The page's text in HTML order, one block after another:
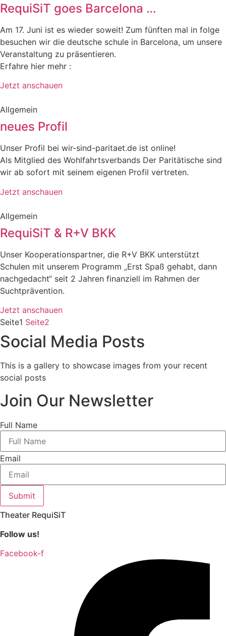
RequiSiT goes Barcelona …
Am 17. Juni ist es wieder soweit! Zum fünften mal in folge
besuchen wir die deutsche schule in Barcelona, um unsere
Veranstaltung zu präsentieren.
Erfahre hier mehr :
Jetzt anschauen
Allgemein
neues Profil
Unser Profil bei wir-sind-paritaet.de ist online!
Als Mitglied des Wohlfahrtsverbands Der Paritätische sind
wir ab sofort mit seinem eigenen Profil vertreten.
Jetzt anschauen
Allgemein
RequiSiT & R+V BKK
Unser Kooperationspartner, die R+V BKK unterstützt
Schulen mit unserem Programm „Erst Spaß gehabt, dann
nachgedacht“ seit 2 Jahren finanziell im Rahmen der
Suchtprävention.
Jetzt anschauen
Seite1 Seite2
Social Media Posts
This is a gallery to showcase images from your recent
social posts
Join Our Newsletter
Full Name
Email
Submit
Theater RequiSiT
Follow us!
Facebook-f